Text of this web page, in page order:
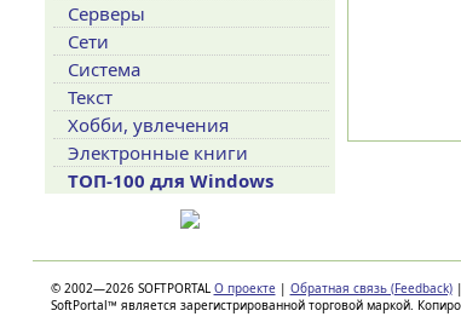
Серверы
Сети
Система
Текст
Хобби, увлечения
Электронные книги
ТОП-100 для Windows
© 2002—2026 SOFTPORTAL О проекте | Обратная связь (Feedback) |
SoftPortal™ является зарегистрированной торговой маркой.